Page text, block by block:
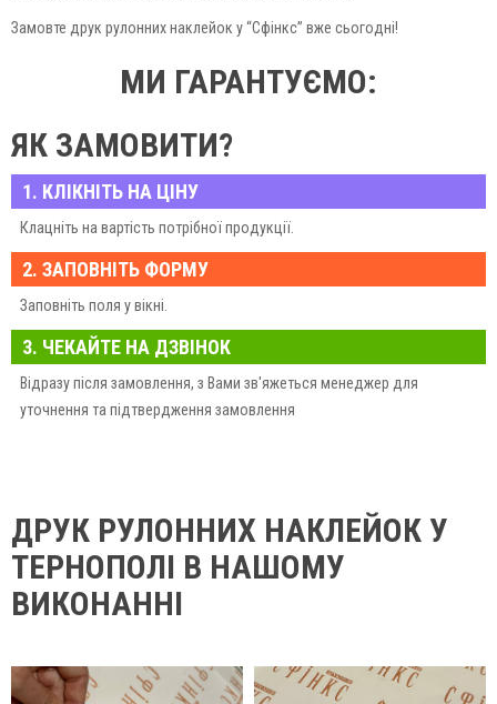
Замовте друк рулонних наклейок у “Сфінкс” вже сьогодні!
МИ ГАРАНТУЄМО:
Швидкі терміни виконання замовлення
Доступні ціни
Індивідуальний підхід
ЯК ЗАМОВИТИ?
1. КЛІКНІТЬ НА ЦІНУ
Клацніть на вартість потрібної продукції.
2. ЗАПОВНІТЬ ФОРМУ
Заповніть поля у вікні.
3. ЧЕКАЙТЕ НА ДЗВІНОК
Відразу після замовлення, з Вами зв'яжеться менеджер для
уточнення та підтвердження замовлення
ДРУК РУЛОННИХ НАКЛЕЙОК У
ТЕРНОПОЛІ В НАШОМУ
ВИКОНАННІ